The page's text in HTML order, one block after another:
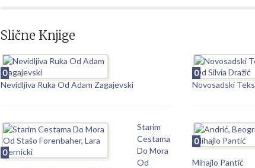
Slične Knjige
0
Nevidljiva Ruka Od Adam Zagajevski
0
Novosadski
0
Starim
Cestama
Do Mora
Od
0
Mihajlo Pantić